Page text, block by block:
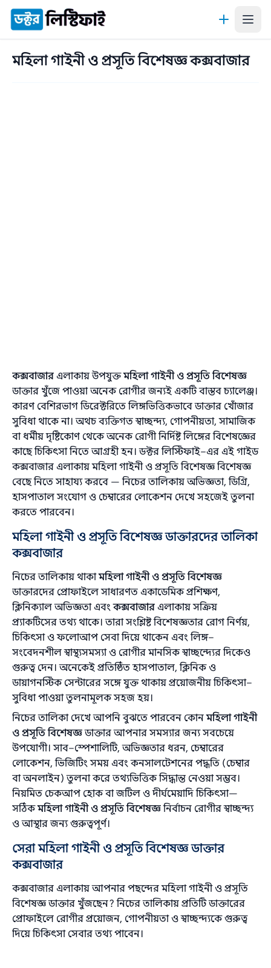
কন্টেন্টে যান
মহিলা গাইনী ও প্রসূতি বিশেষজ্ঞ কক্সবাজার
কক্সবাজার এলাকায় উপযুক্তমহিলা গাইনী ও প্রসূতি বিশেষজ্ঞ
ডাক্তার খুঁজে পাওয়া অনেক রোগীর জন্যই একটি বাস্তব চ্যালেঞ্জ।
কারণ বেশিরভাগ ডিরেক্টরিতে লিঙ্গভিত্তিকভাবে ডাক্তার খোঁজার
সুবিধা থাকে না। অথচ ব্যক্তিগত স্বাচ্ছন্দ্য, গোপনীয়তা, সামাজিক
বা ধর্মীয় দৃষ্টিকোণ থেকে অনেক রোগী নির্দিষ্ট লিঙ্গের বিশেষজ্ঞের
কাছে চিকিৎসা নিতে আগ্রহী হন। ডক্টর লিস্টিফাই–এর এই গাইড
কক্সবাজার এলাকায় মহিলা গাইনী ও প্রসূতি বিশেষজ্ঞ বিশেষজ্ঞ
বেছে নিতে সাহায্য করবে — নিচের তালিকায় অভিজ্ঞতা, ডিগ্রি,
হাসপাতাল সংযোগ ও চেম্বারের লোকেশন দেখে সহজেই তুলনা
করতে পারবেন।
মহিলা গাইনী ও প্রসূতি বিশেষজ্ঞ ডাক্তারদের তালিকা
কক্সবাজার
নিচের তালিকায় থাকামহিলা গাইনী ও প্রসূতি বিশেষজ্ঞ
ডাক্তারদের প্রোফাইলে সাধারণত একাডেমিক প্রশিক্ষণ,
ক্লিনিক্যাল অভিজ্ঞতা এবংকক্সবাজার এলাকায় সক্রিয়
প্র্যাকটিসের তথ্য থাকে। তারা সংশ্লিষ্ট বিশেষজ্ঞতার রোগ নির্ণয়,
চিকিৎসা ও ফলোআপ সেবা দিয়ে থাকেন এবং লিঙ্গ–
সংবেদনশীল স্বাস্থ্যসমস্যা ও রোগীর মানসিক স্বাচ্ছন্দ্যের দিকেও
গুরুত্ব দেন। অনেকেই প্রতিষ্ঠিত হাসপাতাল, ক্লিনিক ও
ডায়াগনস্টিক সেন্টারের সঙ্গে যুক্ত থাকায় প্রয়োজনীয় চিকিৎসা–
সুবিধা পাওয়া তুলনামূলক সহজ হয়।
নিচের তালিকা দেখে আপনি বুঝতে পারবেন কোনমহিলা গাইনী
ও প্রসূতি বিশেষজ্ঞডাক্তার আপনার সমস্যার জন্য সবচেয়ে
উপযোগী। সাব–স্পেশালিটি, অভিজ্ঞতার ধরন, চেম্বারের
লোকেশন, ভিজিটিং সময় এবং কনসালটেশনের পদ্ধতি (চেম্বার
বা অনলাইন) তুলনা করে তথ্যভিত্তিক সিদ্ধান্ত নেওয়া সম্ভব।
নিয়মিত চেকআপ হোক বা জটিল ও দীর্ঘমেয়াদি চিকিৎসা—
সঠিকমহিলা গাইনী ও প্রসূতি বিশেষজ্ঞনির্বাচন রোগীর স্বাচ্ছন্দ্য
ও আস্থার জন্য গুরুত্বপূর্ণ।
সেরা মহিলা গাইনী ও প্রসূতি বিশেষজ্ঞ ডাক্তার
কক্সবাজার
কক্সবাজার এলাকায় আপনার পছন্দের মহিলা গাইনী ও প্রসূতি
বিশেষজ্ঞ ডাক্তার খুঁজছেন? নিচের তালিকায় প্রতিটি ডাক্তারের
প্রোফাইলে রোগীর প্রয়োজন, গোপনীয়তা ও স্বাচ্ছন্দ্যকে গুরুত্ব
দিয়ে চিকিৎসা সেবার তথ্য পাবেন।